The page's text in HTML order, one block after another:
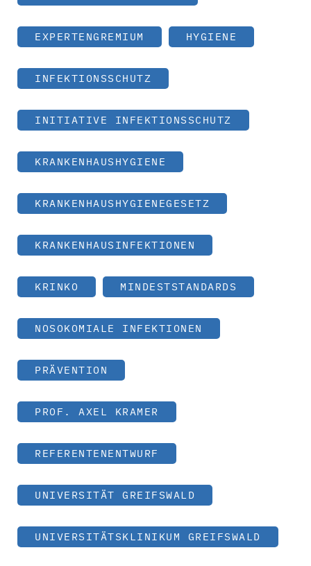
EXPERTENGREMIUM HYGIENE
INFEKTIONSSCHUTZ
INITIATIVE INFEKTIONSSCHUTZ
KRANKENHAUSHYGIENE
KRANKENHAUSHYGIENEGESETZ
KRANKENHAUSINFEKTIONEN
KRINKO MINDESTSTANDARDS
NOSOKOMIALE INFEKTIONEN
PRÄVENTION
PROF. AXEL KRAMER
REFERENTENENTWURF
UNIVERSITÄT GREIFSWALD
UNIVERSITÄTSKLINIKUM GREIFSWALD